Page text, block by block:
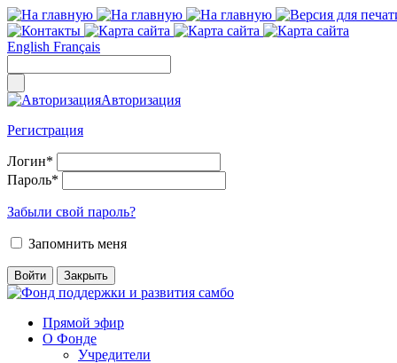
English Français
Авторизация
Регистрация
Логин*
Пароль*
Забыли свой пароль?
Запомнить меня
Прямой эфир
О Фонде
Учредители